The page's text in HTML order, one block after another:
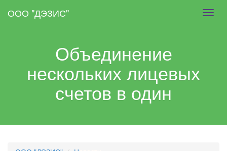
ООО "ДЭЗИС"
Объединение
нескольких лицевых
счетов в один